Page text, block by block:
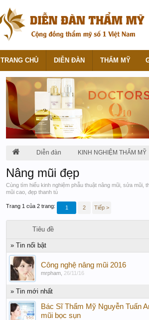
Diễn đàn KINH NGHIỆM THẨM MỸ
Nâng mũi đẹp
Cùng tìm hiểu kinh nghiệm phẫu thuật nâng mũi, sửa mũi,
mũi cao, đẹp thanh tú
Trang 1 của 2 trang: 1 2 Tiếp >
Tiêu đề
» Tin nổi bật
Công nghệ nâng mũi 2016
mrpham 26/11/16
» Tin mới nhất
Bác Sĩ Thẩm Mỹ Nguyễn Tuấn
mũi bọc sụn
TRANG CHỦ DIỄN ĐÀN THẨM MỸ